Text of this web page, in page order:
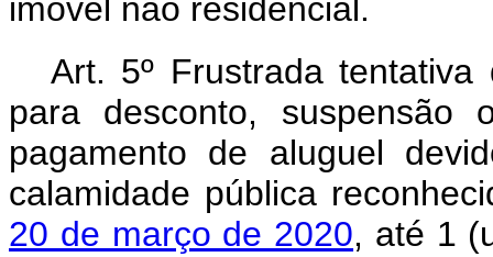
imóvel não residencial.
Art. 5º Frustrada
para desconto, suspensão
pagamento de aluguel
calamidade pública
20 de março de 2020, até 1